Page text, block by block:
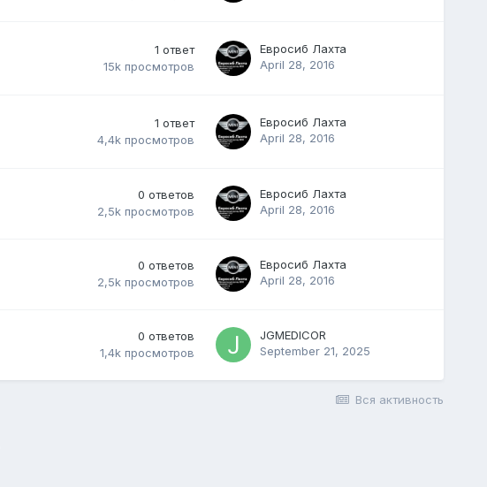
1 ответ
15k просмотров
Евросиб Лахта
April 28, 2016
1 ответ
4,4k просмотров
Евросиб Лахта
April 28, 2016
0 ответов
2,5k просмотров
Евросиб Лахта
April 28, 2016
0 ответов
2,5k просмотров
Евросиб Лахта
April 28, 2016
0 ответов
1,4k просмотров
JGMEDICOR
September 21, 2025
Вся активность